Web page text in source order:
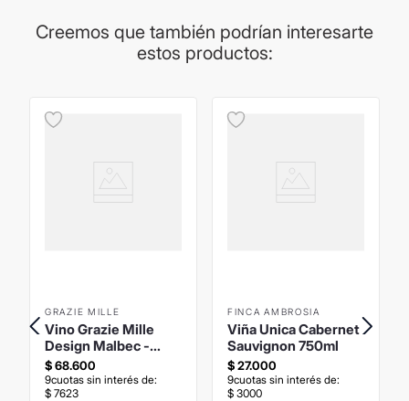
Creemos que también podrían interesarte
estos productos:
GRAZIE MILLE
Vino Grazie Mille
Design Malbec -
750ml
$68.600
9cuotas sin interés de:
$ 7623
FINCA AMBROSIA
Viña Unica Cabernet
Sauvignon 750ml
$27.000
9cuotas sin interés de:
$ 3000